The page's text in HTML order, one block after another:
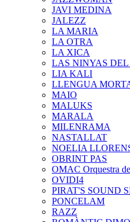
JAVI MEDINA
JALEZZ
LA MARIA
LA OTRA
LA XICA
LAS NINYAS DEL
LIA KALI
LLENGUA
MAIO
MALUKS
MARALA
MILENRAMA
NASTALLAT
NOELIA
OBRINT PAS
OMAC Orquestra
OVIDI4
PIRAT'S SOUND
PONCELAM
RAZZ